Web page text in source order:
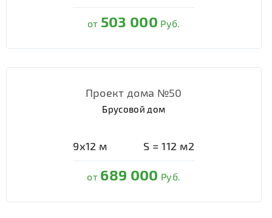
от 503 000 Руб.
Проект дома №50
Брусовой дом
9х12 м S =112 м2
от 689 000 Руб.